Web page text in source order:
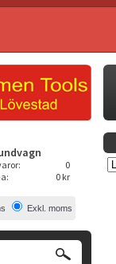
0
0 kr
Exkl. moms